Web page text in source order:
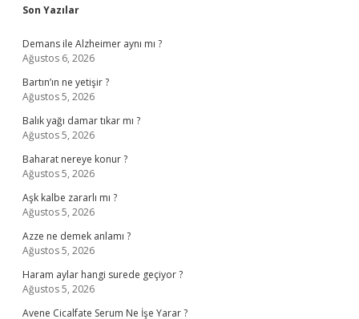
Sidebar
Son Yazılar
Demans ile Alzheimer aynı mı ?
Ağustos 6, 2026
Bartın’ın ne yetişir ?
Ağustos 5, 2026
Balık yağı damar tıkar mı ?
Ağustos 5, 2026
Baharat nereye konur ?
Ağustos 5, 2026
Aşk kalbe zararlı mı ?
Ağustos 5, 2026
Azze ne demek anlamı ?
Ağustos 5, 2026
Haram aylar hangi surede geçiyor ?
Ağustos 5, 2026
Avene Cicalfate Serum Ne İşe Yarar ?